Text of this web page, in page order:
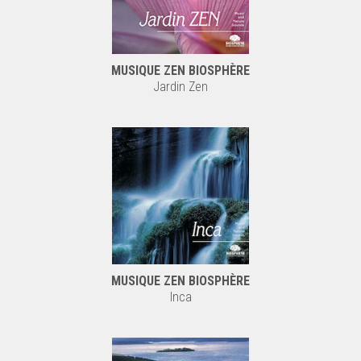
MUSIQUE ZEN BIOSPHÈRE
Jardin Zen
MUSIQUE ZEN BIOSPHÈRE
Inca